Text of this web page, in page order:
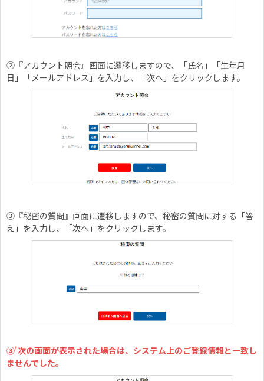
②『アカウント照会』画面に遷移しますので、「氏名」「生年月
日」「メールアドレス」を入力し、「次へ」をクリックします。
③『秘密の質問』画面に遷移しますので、秘密の質問に対する「答
え」を入力し、「次へ」をクリックします。
③'次の画面が表示された場合は、システム上のご登録情報と一致し
ませんでした。